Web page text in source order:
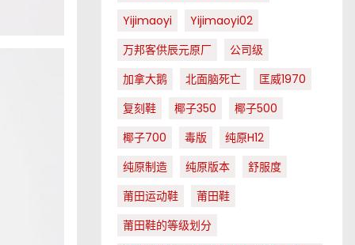
Yijimaoyi
Yijimaoyi02
万邦客供辰元原厂
公司级
加拿大鹅
北面脑死亡
匡威1970
复刻鞋
椰子350
椰子500
椰子700
毒版
纯原H12
纯原制造
纯原版本
舒服度
莆田运动鞋
莆田鞋
莆田鞋的等级划分